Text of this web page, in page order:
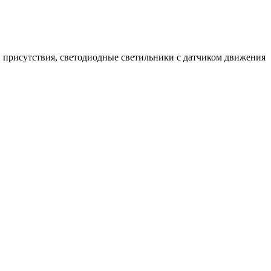
светодиодные светильники с датчиком движения